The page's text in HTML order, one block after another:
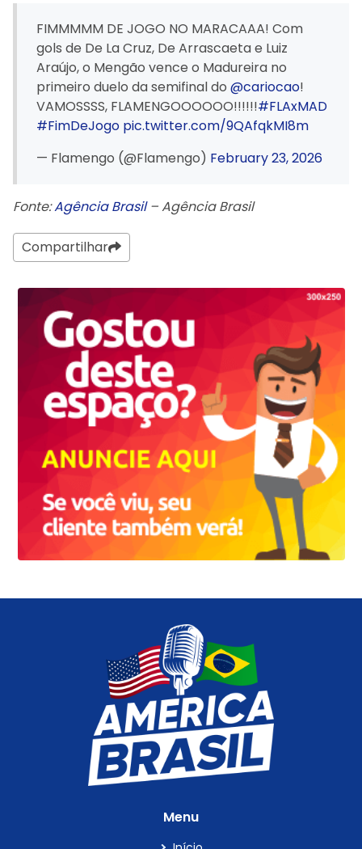
FIMMMMM DE JOGO NO MARACAAA! Com
gols de De La Cruz, De Arrascaeta e Luiz
Araújo, o Mengão vence o Madureira no
primeiro duelo da semifinal do @cariocao!
VAMOSSSS, FLAMENGOOOOOO!!!!!!#FLAxMAD
#FimDeJogo pic.twitter.com/9QAfqkMI8m
— Flamengo (@Flamengo) February 23, 2026
Fonte:Agência Brasil– Agência Brasil
Compartilhar
Menu